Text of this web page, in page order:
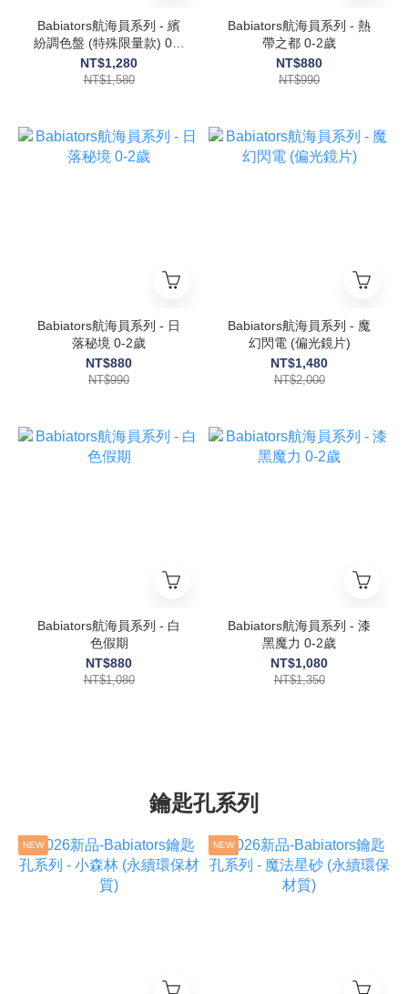
Babiators航海員系列 - 繽
紛調色盤 (特殊限量款) 0-2
歲
NT$1,280
NT$1,580
Babiators航海員系列 - 熱
帶之都 0-2歲
NT$880
NT$990
Babiators航海員系列 - 日
落秘境 0-2歲
NT$880
NT$990
Babiators航海員系列 - 魔
幻閃電 (偏光鏡片)
NT$1,480
NT$2,000
Babiators航海員系列 - 白
色假期
NT$880
NT$1,080
Babiators航海員系列 - 漆
黑魔力 0-2歲
NT$1,080
NT$1,350
鑰匙孔系列
NEW NEW